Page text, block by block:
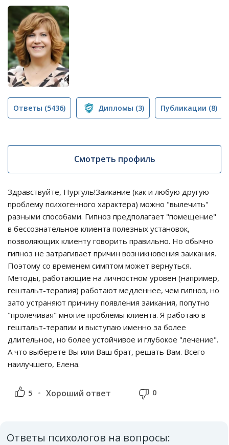
Ответы (5436) Дипломы (3) Публикации (8)
Смотреть профиль
Здравствуйте, Нургуль!Заикание (как и любую другую
проблему психогенного характера) можно "вылечить"
разными способами. Гипноз предполагает "помещение"
в бессознательное клиента полезных установок,
позволяющих клиенту говорить правильно. Но обычно
гипноз не затрагивает причин возникновения заикания.
Поэтому со временем симптом может вернуться.
Методы, работающие на личностном уровен (например,
гештальт-терапия) работают медленнее, чем гипноз, но
зато устраняют причину появления заикания, попутно
"пролечивая" многие проблемы клиента. Я работаю в
гештальт-терапии и выступаю именно за более
длительное, но более устойчивое и глубокое "лечение".
А что выберете Вы или Ваш брат, решать Вам. Всего
наилучшего, Елена.
5 Хороший ответ 0
Ответы психологов на вопросы: